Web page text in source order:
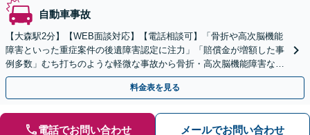
自動車事故
【大森駅2分】【WEB面談対応】【電話相談可】「骨折や高次脳機能
障害といった重症案件の後遺障害認定に注力」「賠償金が増額した事
例多数」むち打ちのような軽微な事故から骨折・高次脳機能障害など
の重症事故まで、事故の規模に関わらず対応いたします
料金表を見る
電話でお問い合わせ メールでお問い合わせ